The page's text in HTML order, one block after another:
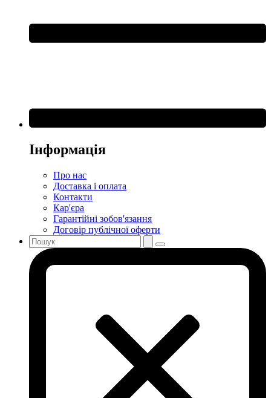
Інформація
Про нас
Доставка і оплата
Контакти
Кар'єра
Гарантійні зобов'язання
Договір публічної оферти